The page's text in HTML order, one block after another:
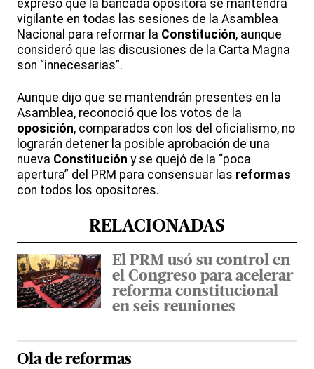
expresó que la bancada opositora se mantendrá
vigilante en todas las sesiones de la Asamblea
Nacional para reformar la Constitución, aunque
consideró que las discusiones de la Carta Magna
son “innecesarias”.
Aunque dijo que se mantendrán presentes en la
Asamblea, reconoció que los votos de la
oposición, comparados con los del oficialismo, no
lograrán detener la posible aprobación de una
nueva Constitución y se quejó de la “poca
apertura” del PRM para consensuar las reformas
con todos los opositores.
RELACIONADAS
El PRM usó su control en
el Congreso para acelerar
reforma constitucional
en seis reuniones
Ola de reformas